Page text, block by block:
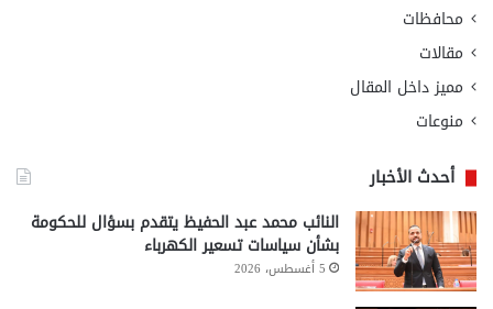
محافظات
مقالات
مميز داخل المقال
منوعات
أحدث الأخبار
النائب محمد عبد الحفيظ يتقدم بسؤال للحكومة
بشأن سياسات تسعير الكهرباء
5 أغسطس، 2026